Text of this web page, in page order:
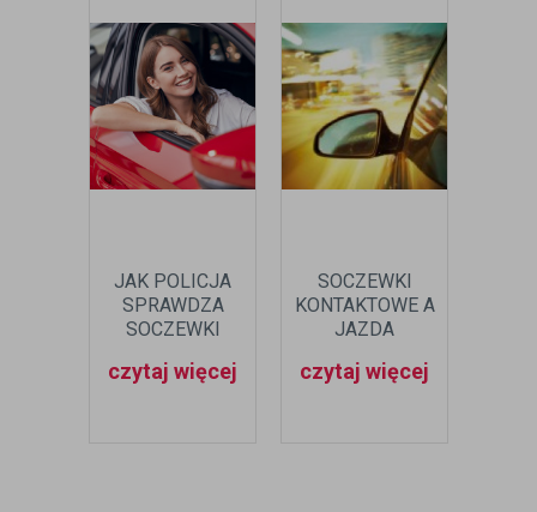
JAK POLICJA
SPRAWDZA
SOCZEWKI
KONTROLI
czytaj więcej
SOCZEWKI
KONTAKTOWE A
JAZDA
czytaj więcej